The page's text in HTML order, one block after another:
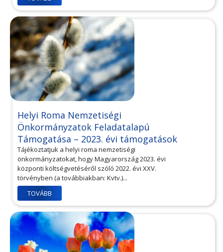
Helyi Roma Nemzetiségi
Önkormányzatok Feladatalapú
Támogatása – 2023. évi támogatások
Tájékoztatjuk a helyi roma nemzetiségi
önkormányzatokat, hogy Magyarország 2023. évi
központi költségvetéséről szóló 2022. évi XXV.
törvényben (a továbbiakban: Kvtv.)...
TOVÁBB